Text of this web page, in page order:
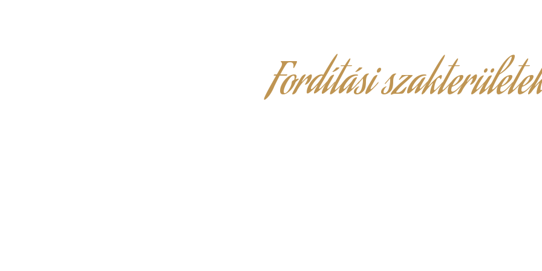
Fordítási